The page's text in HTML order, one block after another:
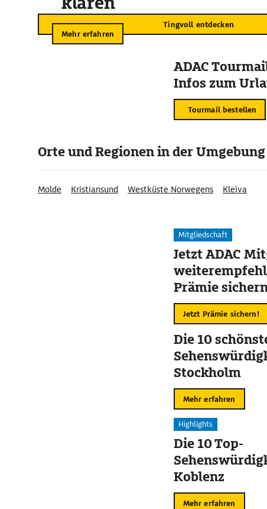
Tingvoll entdecken
Mehr erfahren
ADAC
Infos zum
Tourmail bestellen
Orte und Regionen in der Umgebung
Molde Kristiansund Westküste Norwegens Kleiva
Mitgliedschaft
Jetzt ADAC
Prämie
Jetzt Prämie sichern!
Die 10
Stockholm
Mehr erfahren
Highlights
Die 10 Top-
Koblenz
Mehr erfahren